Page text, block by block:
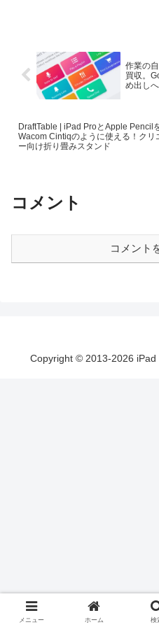
作業の
買収。
め出しへ
DraftTable | iPad ProとApple Pencil
Wacom Cintiqのように使える！クリ
ー向け折り畳みスタンド
コメント
コメント
Copyright © 2013-2026 iPad
メニュー ホーム 検